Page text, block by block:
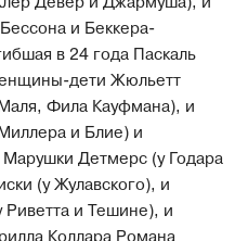
и Беккера-
в 24 года Паскаль
дети Жюльетт
Фила Кауфмана), и
и Блие) и
Детмерс (у Годара
(у Жулавского), и
и Тешине), и